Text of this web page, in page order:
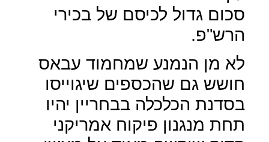
סכום גדול לכיסם של בכירי
הרש"פ.
לא מן הנמנע שמחמוד עבאס
חושש גם שהכספים שיגוייסו
בסדנת הכלכלה בבחריין יהיו
תחת מנגנון פיקוח אמריקני